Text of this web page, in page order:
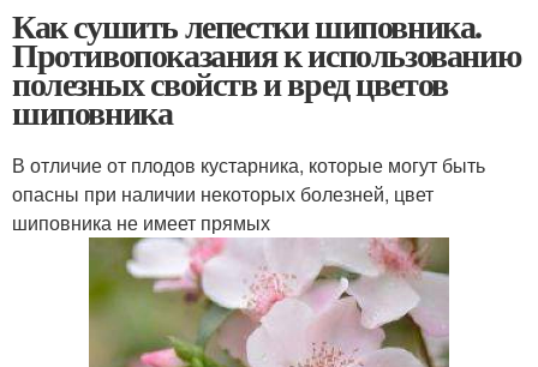
Как сушить лепестки шиповника.
Противопоказания к использованию
полезных свойств и вред цветов
шиповника
В отличие от плодов кустарника, которые могут быть
опасны при наличии некоторых болезней, цвет
шиповника не имеет прямых